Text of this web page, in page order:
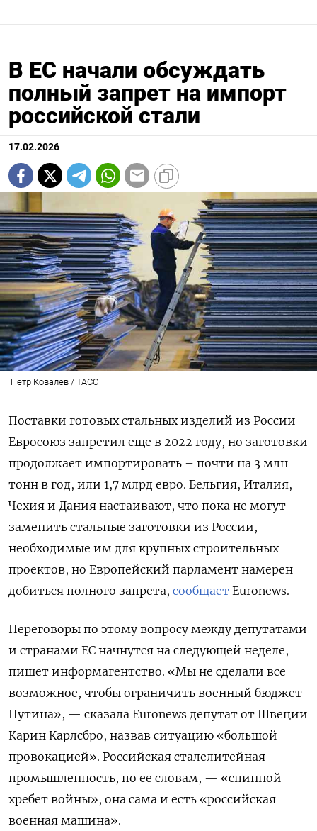
В ЕС начали обсуждать
полный запрет на импорт
российской стали
17.02.2026
Петр Ковалев / ТАСС
Поставки готовых стальных изделий из России
Евросоюз запретил еще в 2022 году, но заготовки
продолжает импортировать – почти на 3 млн
тонн в год, или 1,7 млрд евро. Бельгия, Италия,
Чехия и Дания настаивают, что пока не могут
заменить стальные заготовки из России,
необходимые им для крупных строительных
проектов, но Европейский парламент намерен
добиться полного запрета, сообщает Euronews.
Переговоры по этому вопросу между депутатами
и странами ЕС начнутся на следующей неделе,
пишет информагентство. «Мы не сделали все
возможное, чтобы ограничить военный бюджет
Путина», — сказала Euronews депутат от Швеции
Карин Карлсбро, назвав ситуацию «большой
провокацией». Российская сталелитейная
промышленность, по ее словам, — «спинной
хребет войны», она сама и есть «российская
военная машина».